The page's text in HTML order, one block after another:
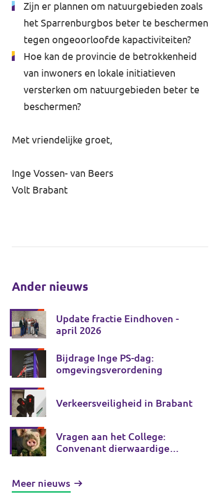
Zijn er plannen om natuurgebieden zoals
het Sparrenburgbos beter te beschermen
tegen ongeoorloofde kapactiviteiten?
Hoe kan de provincie de betrokkenheid
van inwoners en lokale initiatieven
versterken om natuurgebieden beter te
beschermen?
Met vriendelijke groet,
Inge Vossen- van Beers
Volt Brabant
Ander nieuws
Update fractie Eindhoven -
april 2026
Bijdrage Inge PS-dag:
omgevingsverordening
Verkeersveiligheid in Brabant
Vragen aan het College:
Convenant dierwaardige
Meer nieuws